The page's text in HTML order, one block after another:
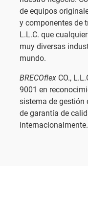
de equipos
y componentes de
L.L.C. que
muy diversas
mundo.
BRECOflexCO.,
9001 en
sistema de gestión
de garantía de
internacionalmente.